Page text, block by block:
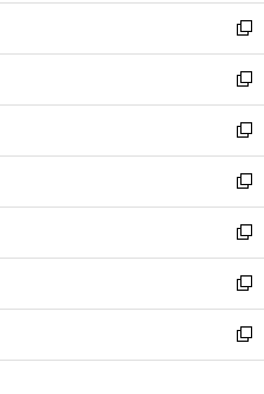
で
開
く
ン
ド
ウ
で
開
く
ウ
ィ
ン
ド
ウ
で
開
く
し
い
ウ
ィ
ン
ド
ウ
で
開
く
新
し
い
ウ
ィ
ン
ド
ウ
で
開
く
新
し
い
ウ
ィ
ン
ド
ウ
で
開
く
新
し
い
ウ
ィ
ン
ド
ウ
で
開
新
し
い
ウ
ィ
ン
ド
ウ
新
し
い
ウ
ィ
ン
新
し
い
ウ
新
し